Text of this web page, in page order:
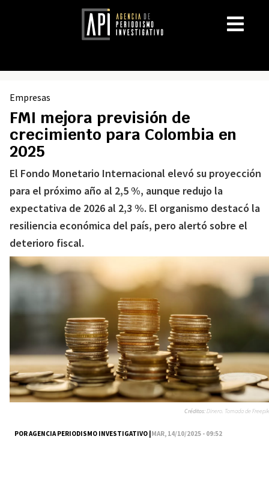
Empresas
FMI mejora previsión de
crecimiento para Colombia en
2025
El Fondo Monetario Internacional elevó su proyección
para el próximo año al 2,5 %, aunque redujo la
expectativa de 2026 al 2,3 %. El organismo destacó la
resiliencia económica del país, pero alertó sobre el
deterioro fiscal.
POR AGENCIA PERIODISMO INVESTIGATIVO |MAR, 14/10/2025 - 09:52
Créditos:Dinero. Tomada de Freepik